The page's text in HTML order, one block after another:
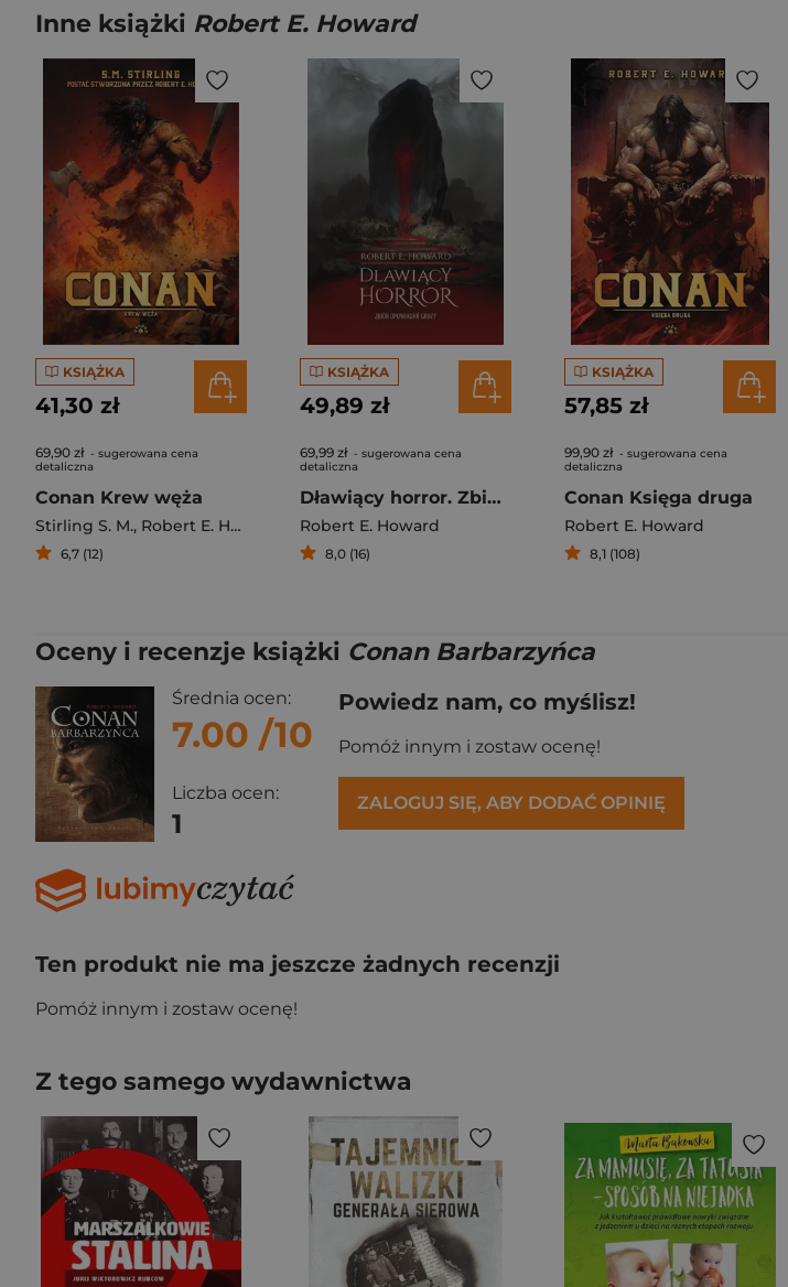
Inne książki Robert E. Howard
KSIĄŻKA
41,30 zł
69,90 zł - sugerowana cena
detaliczna
Conan Krew węża
Stirling S. M., Robert E. Howard
6,7 (12)
KSIĄŻKA
49,89 zł
69,99 zł - sugerowana cena
detaliczna
Dławiący horror. Zbiór opowiadań grozy
Robert E. Howard
8,0 (16)
KSIĄŻKA
57,85 zł
99,90 zł - sugerowana cena
detaliczna
Conan Księga druga
Robert E. Howard
8,1 (108)
Oceny i recenzje książki Conan Barbarzyńca
Średnia ocen:
7.00 /10
Liczba ocen:
1
Powiedz nam, co myślisz!
Pomóż innym i zostaw ocenę!
ZALOGUJ SIĘ, ABY DODAĆ OPINIĘ
Ten produkt nie ma jeszcze żadnych recenzji
Pomóż innym i zostaw ocenę!
Z tego samego wydawnictwa